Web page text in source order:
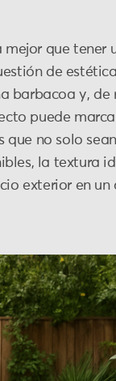
que tener
de
barbacoa y, de
puede
no solo
la textura
exterior en